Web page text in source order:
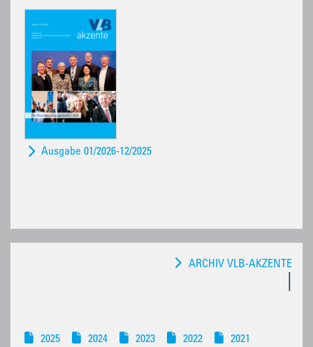
ARCHIV VLB-AKZENTE
2025 2024 2023 2022
2021
Ausgabe 01/2026-12/2025